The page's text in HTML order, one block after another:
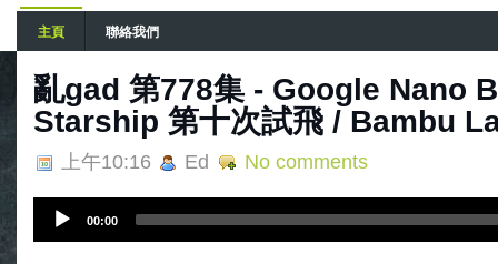
主頁 聯絡我們
亂‌‌‌gad‌‌‌ ‌‌‌‌‌第778集 - Google Nano
Starship 第十次試飛 / Bambu
上午10:16 Ed No comments
00:00